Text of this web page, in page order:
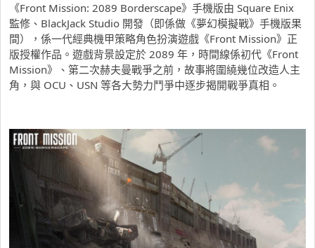
《Front Mission: 2089 Borderscape》手機版由 Square Enix
監修、BlackJack Studio 開發（即係做《夢幻模擬戰》手機版果
間），係一代經典機甲策略角色扮演遊戲《Front Mission》正
版授權作品。遊戲背景設定於 2089 年，時間線係初代《Front
Mission》、第二次赫夫曼戰爭之前，故事將圍繞幾位改造人主
角，與 OCU、USN 等各大勢力鬥爭中逐步揭開戰爭真相。